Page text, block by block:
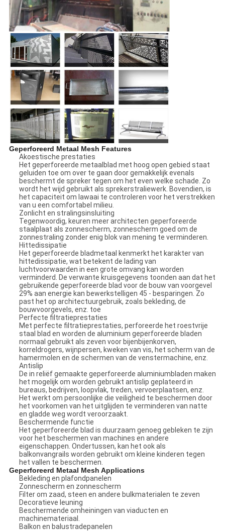
Geperforeerd Metaal Mesh Features
Akoestische prestaties
Het geperforeerde metaalblad met hoog open gebied staat
geluiden toe om over te gaan door gemakkelijk evenals
beschermt de spreker tegen om het even welke schade. Zo
wordt het wijd gebruikt als sprekerstraliewerk. Bovendien, is
het capaciteit om lawaai te controleren voor het verstrekken
van u een comfortabel milieu.
Zonlicht en stralingsinsluiting
Tegenwoordig, keuren meer architecten geperforeerde
staalplaat als zonnescherm, zonnescherm goed om de
zonnestraling zonder enig blok van mening te verminderen.
Hittedissipatie
Het geperforeerde bladmetaal kenmerkt het karakter van
hittedissipatie, wat betekent de lading van
luchtvoorwaarden in een grote omvang kan worden
verminderd. De verwante kruisgegevens toonden aan dat het
gebruikende geperforeerde blad voor de bouw van voorgevel
29% aan energie kan bewerkstelligen 45 - besparingen. Zo
past het op architectuurgebruik, zoals bekleding, de
bouwvoorgevels, enz. toe
Perfecte filtratieprestaties
Met perfecte filtratieprestaties, perforeerde het roestvrije
staal blad en worden de aluminium geperforeerde bladen
normaal gebruikt als zeven voor bijenbijenkorven,
korreldrogers, wijnpersen, kweken van vis, het scherm van de
hamermolen en de schermen van de venstermachine, enz.
Antislip
De in reliëf gemaakte geperforeerde aluminiumbladen maken
het mogelijk om worden gebruikt antislip geplateerd in
bureaus, bedrijven, loopvlak, treden, vervoerplaatsen, enz.
Het werkt om persoonlijke die veiligheid te beschermen door
het voorkomen van het uitglijden te verminderen van natte
en gladde weg wordt veroorzaakt.
Beschermende functie
Het geperforeerde blad is duurzaam genoeg gebleken te zijn
voor het beschermen van machines en andere
eigenschappen. Ondertussen, kan het ook als
balkonvangrails worden gebruikt om kleine kinderen tegen
het vallen te beschermen.
Geperforeerd Metaal Mesh Applications
Bekleding en plafondpanelen
Zonnescherm en zonnescherm
Filter om zaad, steen en andere bulkmaterialen te zeven
Decoratieve leuning
Beschermende omheiningen van viaducten en
machinemateriaal.
Balkon en balustradepanelen